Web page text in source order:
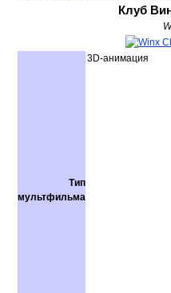
Клуб
Тип
мультфильма
3D-анимация